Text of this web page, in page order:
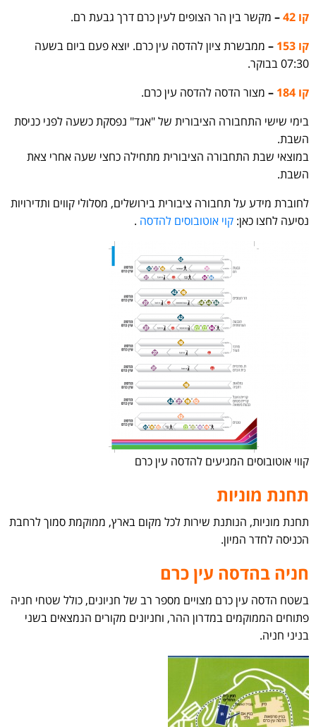
קו 42 – מקשר בין הר הצופים לעין כרם דרך גבעת רם.
קו 153
– ממבשרת ציון להדסה עין כרם. יוצא פעם ביום בשעה
07:30 בבוקר.
קו 184
– מצור הדסה להדסה עין כרם.
בימי שישי התחבורה הציבורית של "אגד" נפסקת כשעה לפני כניסת
השבת.
במוצאי שבת התחבורה הציבורית מתחילה כחצי שעה אחרי צאת
השבת.
לחוברת מידע על תחבורה ציבורית בירושלים, מסלולי קווים ותדירויות
נסיעה לחצו כאן: קוי אוטובוסים להדסה .
קווי אוטובוסים המגיעים להדסה עין כרם
תחנת מוניות
תחנת מוניות, הנותנת שירות לכל מקום בארץ, ממוקמת סמוך לרחבת
הכניסה לחדר המיון.
חניה בהדסה עין כרם
בשטח הדסה עין כרם מצויים מספר רב של חניונים, כולל שטחי חניה
פתוחים הממוקמים במדרון ההר, וחניונים מקורים הנמצאים בשני
בניני חניה.